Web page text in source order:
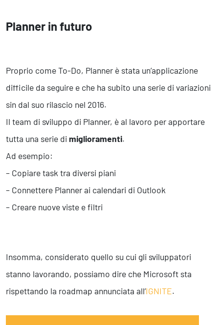
Planner in futuro
Proprio come To-Do, Planner è stata un’applicazione
difficile da seguire e che ha subito una serie di variazioni
sin dal suo rilascio nel 2016.
Il team di sviluppo di Planner, è al lavoro per apportare
tutta una serie di miglioramenti.
Ad esempio:
– Copiare task tra diversi piani
– Connettere Planner ai calendari di Outlook
– Creare nuove viste e filtri
Insomma, considerato quello su cui gli sviluppatori
stanno lavorando, possiamo dire che Microsoft sta
rispettando la roadmap annunciata all’IGNITE.